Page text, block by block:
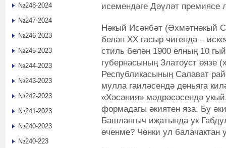
исемендәге Дәүләт премиясе
Нәкый Исәнбәт (Әхмәтнәкый
белән XX гасыр чигендә –
стиль белән 1900 елның 10
губернасының Златоуст өязе
Республикасының Салават
мулла гаиләсендә дөньяга
«Хәсәния» мәдрәсәсендә
формадагы әкиятен яза. Бу
Башлангыч иҗатында ук
өченме? Чөнки ул балачактан
№248-2024
№247-2024
№246-2023
№245-2023
№244-2023
№243-2023
№242-2023
№241-2023
№240-2023
№240-223